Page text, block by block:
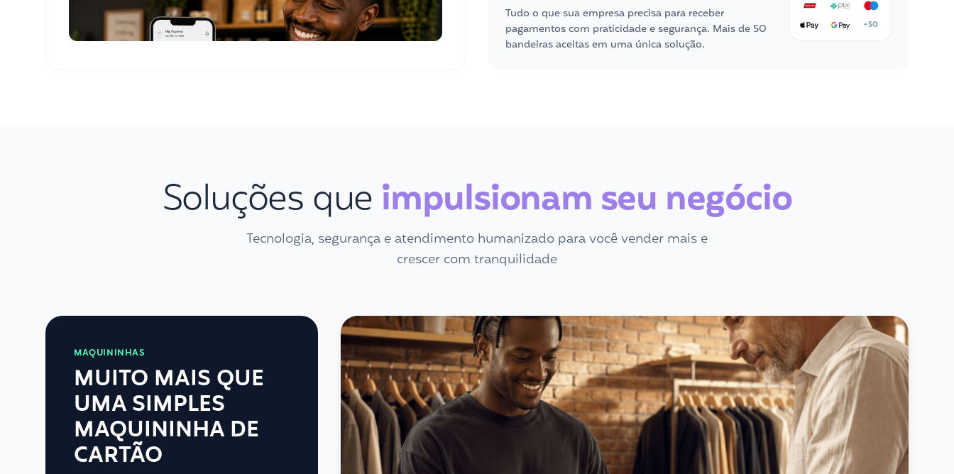
Tudo o que sua empresa precisa para receber
pagamentos com praticidade e segurança. Mais de 50
bandeiras aceitas em uma única solução.
+50
Soluções queimpulsionam seu negócio
Tecnologia, segurança e atendimento humanizado para você vender mais e
crescer com tranquilidade
MAQUININHAS
MUITO MAIS QUE
UMA SIMPLES
MAQUININHA DE
CARTÃO